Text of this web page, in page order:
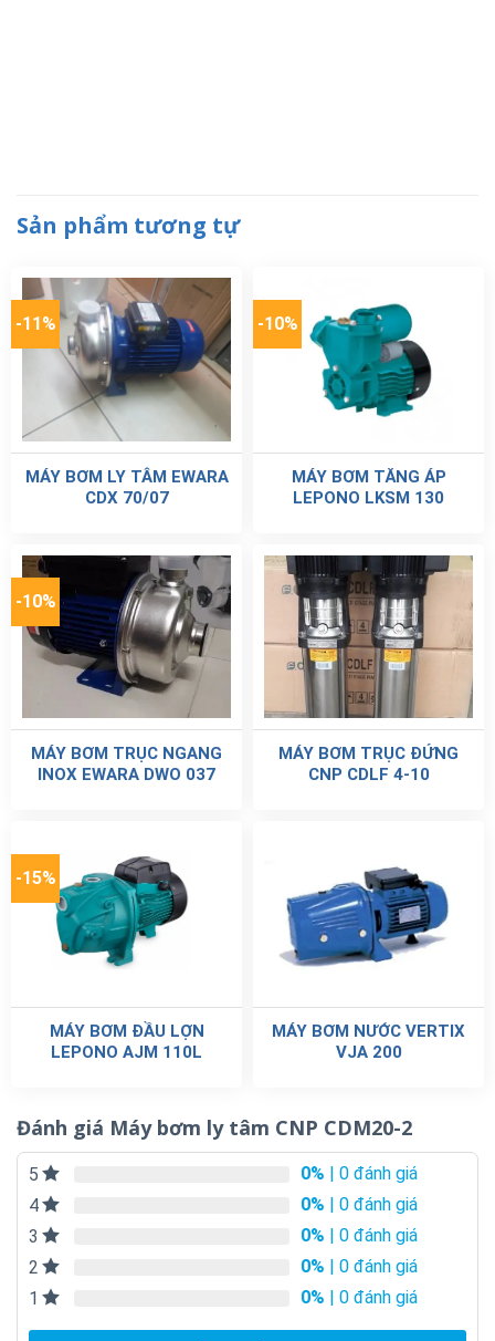
Sản phẩm tương tự
-11%
MÁY BƠM LY TÂM EWARA
CDX 70/07
-10%
MÁY BƠM TĂNG ÁP
LEPONO LKSM 130
-10%
MÁY BƠM TRỤC NGANG
INOX EWARA DWO 037
MÁY BƠM TRỤC ĐỨNG
CNP CDLF 4-10
-15%
MÁY BƠM ĐẦU LỢN
LEPONO AJM 110L
MÁY BƠM NƯỚC VERTIX
VJA 200
Đánh giá Máy bơm ly tâm CNP CDM20-2
5 0% | 0 đánh giá
4
0% | 0 đánh giá
3
0% | 0 đánh giá
2
0% | 0 đánh giá
1
0% | 0 đánh giá